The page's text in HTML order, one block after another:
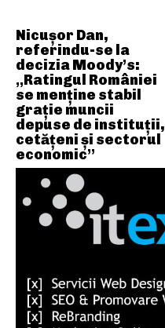
Nicușor Dan,
referindu-se la
decizia Moody’s:
„Ratingul României
se menține stabil
grație muncii
depuse de instituții,
cetățeni și sectorul
economic”